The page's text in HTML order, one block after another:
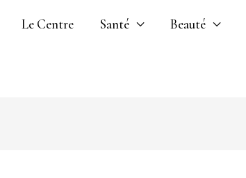
Le Centre Santé Beauté